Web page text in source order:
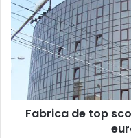
top
scoasa
la
vanzare
cu
405.000
euro
TVAFabrica de top